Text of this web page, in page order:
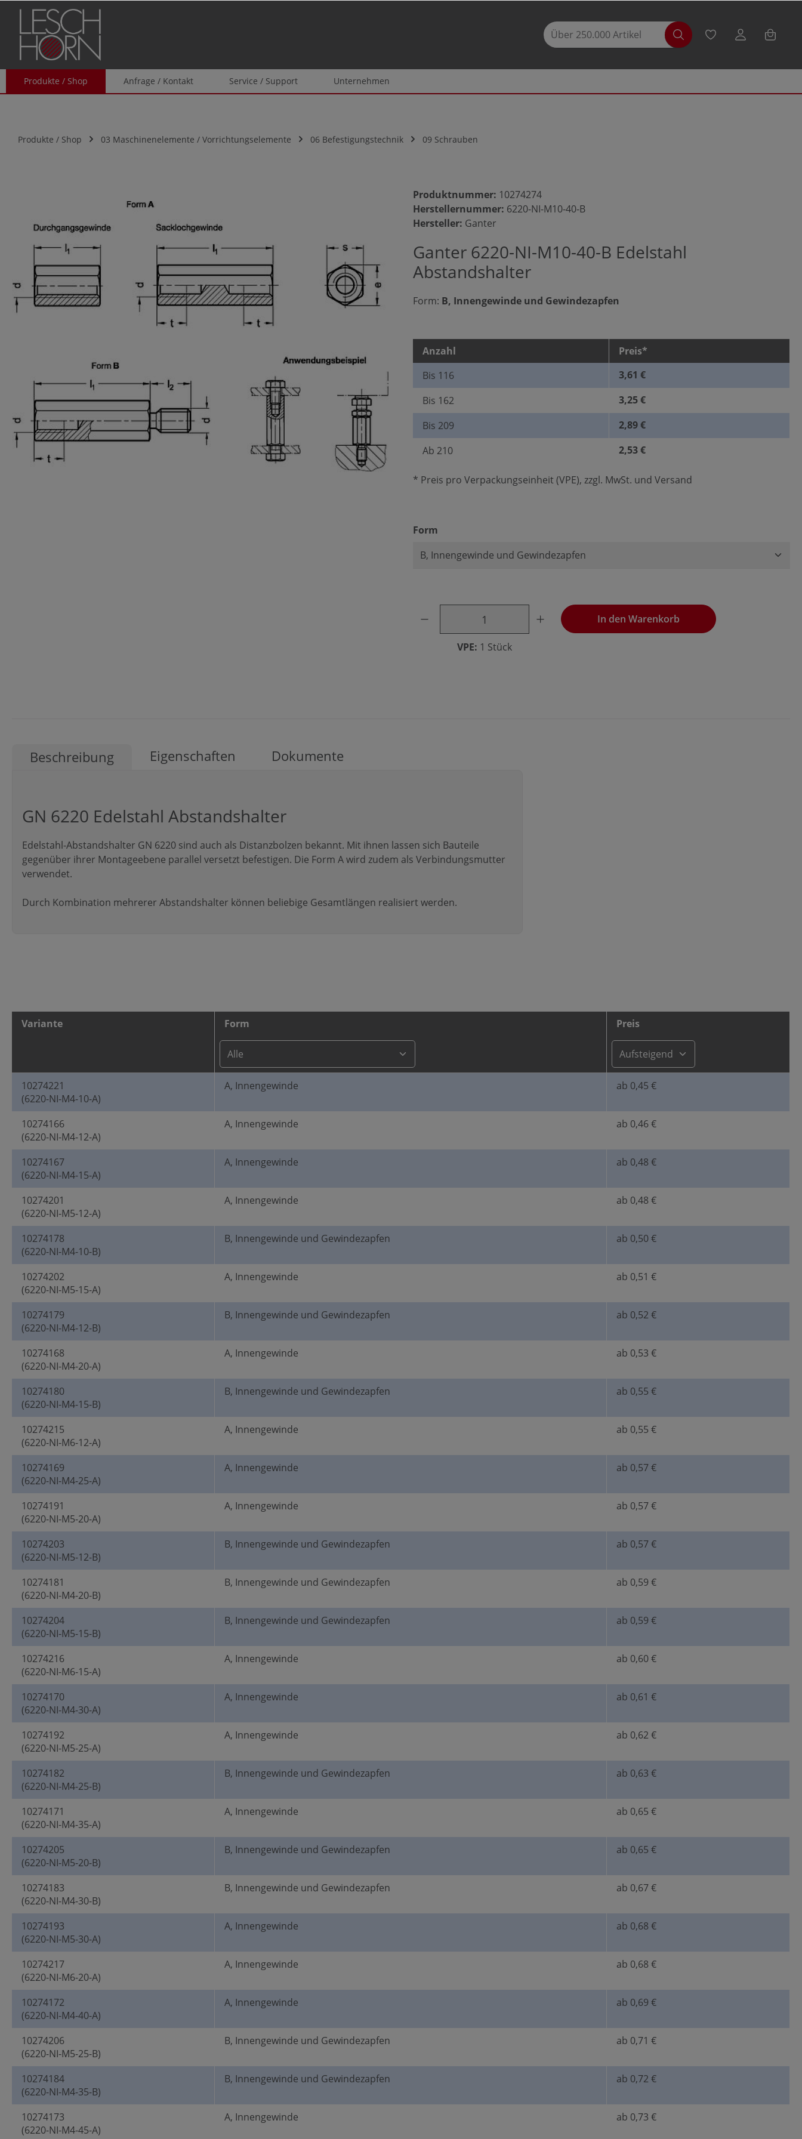
Zur Hauptnavigation springen
Produkte / Shop Anfrage / Kontakt Service / Support Unternehmen
Produkte / Shop 03 Maschinenelemente / Vorrichtungselemente 06 Befestigungstechnik 09 Schrauben
Produktnummer: 10274274
Herstellernummer: 6220-NI-M10-40-B
Hersteller: Ganter
Ganter 6220-NI-M10-40-B Edelstahl
Abstandshalter
Form: B, Innengewinde und Gewindezapfen
Anzahl
Preis*
Bis 116
3,61 €
Bis 162
3,25 €
Bis 209
2,89 €
Ab 210 2,53 €
* Preis pro Verpackungseinheit (VPE), zzgl. MwSt. und Versand
Form
Produkt Anzahl: Gib den gewünschten Wert ein oder benutze die Schaltflächen, um
VPE: 1 Stück
In den Warenkorb
Beschreibung Eigenschaften Dokumente
GN 6220 Edelstahl Abstandshalter
Edelstahl-Abstandshalter GN 6220 sind auch als Distanzbolzen bekannt. Mit ihnen lassen sich Bauteile
gegenüber ihrer Montageebene parallel versetzt befestigen. Die Form A wird zudem als Verbindungsmutter
verwendet.
Durch Kombination mehrerer Abstandshalter können beliebige Gesamtlängen realisiert werden.
Variante Form Preis
10274221
(6220-NI-M4-10-A)
A, Innengewinde ab 0,45 €
10274166
(6220-NI-M4-12-A)
A, Innengewinde ab 0,46 €
10274167
(6220-NI-M4-15-A)
A, Innengewinde ab 0,48 €
10274201
(6220-NI-M5-12-A)
A, Innengewinde ab 0,48 €
10274178
(6220-NI-M4-10-B)
B, Innengewinde und Gewindezapfen ab 0,50 €
10274202
(6220-NI-M5-15-A)
A, Innengewinde ab 0,51 €
10274179
(6220-NI-M4-12-B)
B, Innengewinde und Gewindezapfen ab 0,52 €
10274168
(6220-NI-M4-20-A)
A, Innengewinde ab 0,53 €
10274180
(6220-NI-M4-15-B)
B, Innengewinde und Gewindezapfen ab 0,55 €
10274215
(6220-NI-M6-12-A)
A, Innengewinde ab 0,55 €
10274169
(6220-NI-M4-25-A)
A, Innengewinde ab 0,57 €
10274191
(6220-NI-M5-20-A)
A, Innengewinde ab 0,57 €
10274203
(6220-NI-M5-12-B)
B, Innengewinde und Gewindezapfen ab 0,57 €
10274181
(6220-NI-M4-20-B)
B, Innengewinde und Gewindezapfen ab 0,59 €
10274204
(6220-NI-M5-15-B)
B, Innengewinde und Gewindezapfen ab 0,59 €
10274216
(6220-NI-M6-15-A)
A, Innengewinde ab 0,60 €
10274170
(6220-NI-M4-30-A)
A, Innengewinde ab 0,61 €
10274192
(6220-NI-M5-25-A)
A, Innengewinde ab 0,62 €
10274182
(6220-NI-M4-25-B)
B, Innengewinde und Gewindezapfen ab 0,63 €
10274171
(6220-NI-M4-35-A)
A, Innengewinde ab 0,65 €
10274205
(6220-NI-M5-20-B)
B, Innengewinde und Gewindezapfen ab 0,65 €
10274183
(6220-NI-M4-30-B)
B, Innengewinde und Gewindezapfen ab 0,67 €
10274193
(6220-NI-M5-30-A)
A, Innengewinde ab 0,68 €
10274217
(6220-NI-M6-20-A)
A, Innengewinde ab 0,68 €
10274172
(6220-NI-M4-40-A)
A, Innengewinde ab 0,69 €
10274206
(6220-NI-M5-25-B)
B, Innengewinde und Gewindezapfen ab 0,71 €
10274184
(6220-NI-M4-35-B)
B, Innengewinde und Gewindezapfen ab 0,72 €
10274173
(6220-NI-M4-45-A)
A, Innengewinde ab 0,73 €